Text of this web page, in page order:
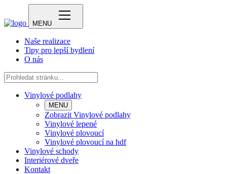
MENU
Naše realizace
Tipy pro lepší bydlení
O nás
Vinylové podlahy
MENU
Zobrazit Vinylové podlahy
Vinylové lepené
Vinylové plovoucí
Vinylové plovoucí na hdf
Vinylové schody
Interiérové dveře
Kontakt